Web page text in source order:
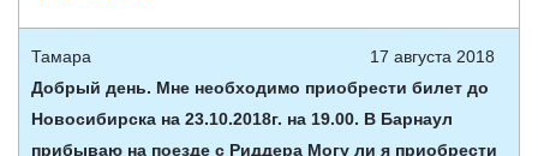
Тамара
17 августа 2018
Добрый день. Мне необходимо приобрести билет до
Новосибирска на 23.10.2018г. на 19.00. В Барнаул
прибываю на поезде с Риддера Могу ли я приобрести